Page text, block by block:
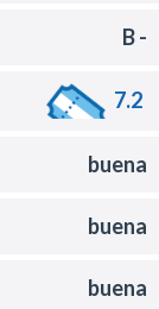
B -
7.2
buena
buena
buena